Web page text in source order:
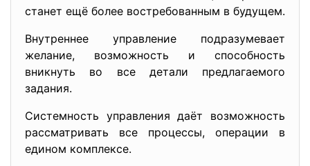
станет ещё более востребованным в будущем.
Внутреннее управление подразумевает
желание, возможность и способность
вникнуть во все детали предлагаемого
задания.
Системность управления даёт возможность
рассматривать все процессы, операции в
едином комплексе.